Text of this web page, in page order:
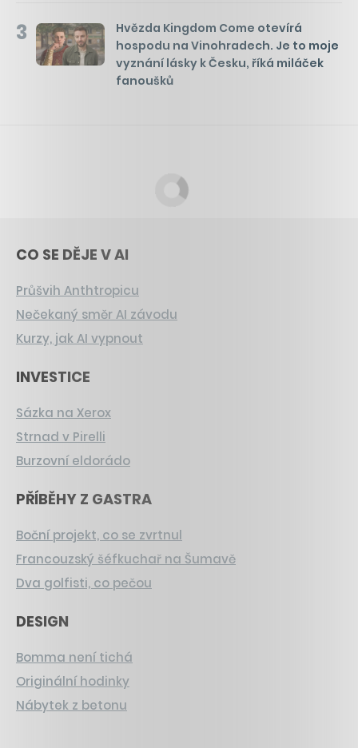
3
Hvězda Kingdom Come otevírá
hospodu na Vinohradech. Je to moje
vyznání lásky k Česku, říká miláček
fanoušků
CO SE DĚJE V AI
Průšvih Anthtropicu
Nečekaný směr AI závodu
Kurzy, jak AI vypnout
INVESTICE
Sázka na Xerox
Strnad v Pirelli
Burzovní eldorádo
PŘÍBĚHY Z GASTRA
Boční projekt, co se zvrtnul
Francouzský šéfkuchař na Šumavě
Dva golfisti, co pečou
DESIGN
Bomma není tichá
Originální hodinky
Nábytek z betonu